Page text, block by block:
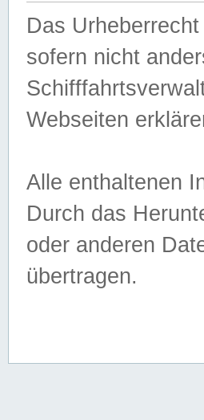
Das
sofern nicht
Webseiten
Alle enthaltenen
Durch das
oder anderen
übertragen.